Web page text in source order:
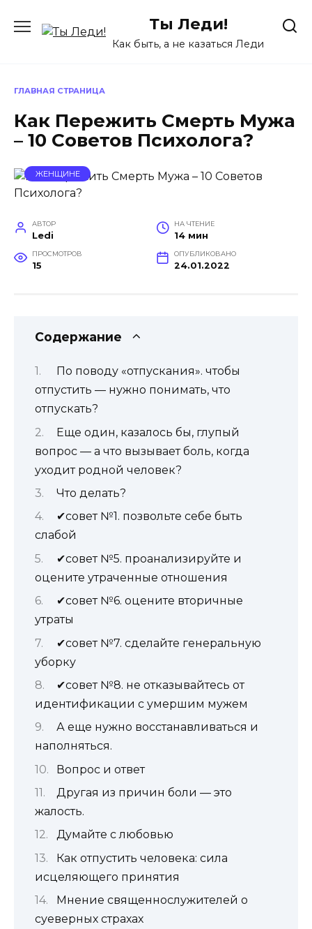
содержанию
Ты Леди!
Как быть, а не казаться Леди
ГЛАВНАЯ СТРАНИЦА
Как Пережить Смерть Мужа
– 10 Советов Психолога?
ЖЕНЩИНЕ
АВТОР
Ledi
НА ЧТЕНИЕ
14 мин
ПРОСМОТРОВ
15
ОПУБЛИКОВАНО
24.01.2022
Содержание
По поводу «отпускания». чтобы
отпустить — нужно понимать, что
отпускать?
Еще один, казалось бы, глупый
вопрос — а что вызывает боль, когда
уходит родной человек?
Что делать?
✔совет №1. позвольте себе быть
слабой
✔совет №5. проанализируйте и
оцените утраченные отношения
✔совет №6. оцените вторичные
утраты
✔совет №7. сделайте генеральную
уборку
✔совет №8. не отказывайтесь от
идентификации с умершим мужем
А еще нужно восстанавливаться и
наполняться.
Вопрос и ответ
Другая из причин боли — это
жалость.
Думайте с любовью
Как отпустить человека: сила
исцеляющего принятия
Мнение священнослужителей о
суеверных страхах